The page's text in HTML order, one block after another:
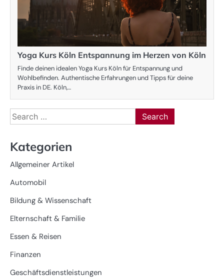
Yoga Kurs Köln Entspannung im Herzen von Köln
Finde deinen idealen Yoga Kurs Köln für Entspannung und
Wohlbefinden. Authentische Erfahrungen und Tipps für deine
Praxis in DE. Köln,…
Search
for:
Kategorien
Allgemeiner Artikel
Automobil
Bildung & Wissenschaft
Elternschaft & Familie
Essen & Reisen
Finanzen
Geschäftsdienstleistungen